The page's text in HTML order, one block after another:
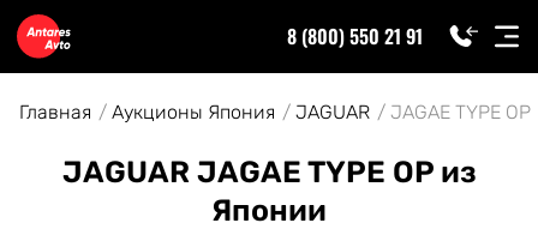
8 (800) 550 21 91
Главная Аукционы Япония JAGUAR JAGAE TYPE OP
JAGUAR JAGAE TYPE OP из
Японии